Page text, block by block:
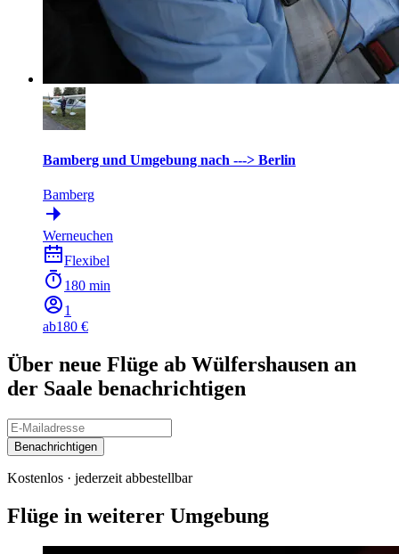
Bamberg und Umgebung nach ---> Berlin
Bamberg
Werneuchen
Flexibel
180 min
1
ab180 €
Über neue Flüge ab Wülfershausen an
der Saale benachrichtigen
Benachrichtigen
Kostenlos · jederzeit abbestellbar
Flüge in weiterer Umgebung